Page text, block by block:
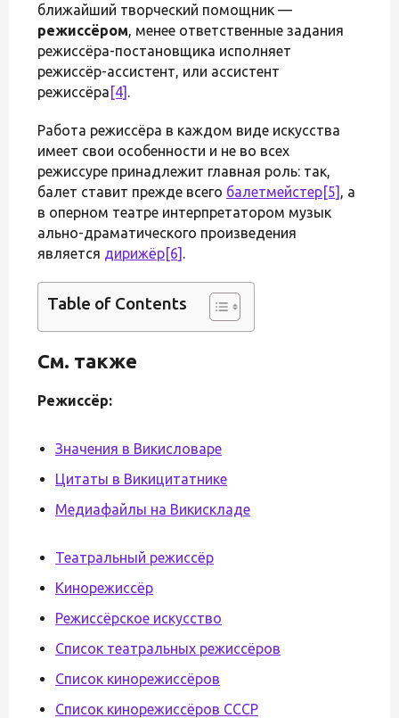
ближайший творческий помощник —
режиссёром, менее ответственные задания
режиссёра-постановщика исполняет
режиссёр-ассистент, или ассистент
режиссёра [4] .
Работа режиссёра в каждом виде искусства
имеет свои особенности и не во всех
режиссуре принадлежит главная роль: так,
балет ставит прежде всего балетмейстер[5] , а
в оперном театре интерпретатором музык
ально-драматического произведения
является дирижёр[6] .
Table of Contents
См. также
Режиссёр:
Значения в Викисловаре
Цитаты в Викицитатнике
Медиафайлы на Викискладе
Театральный режиссёр
Кинорежиссёр
Режиссёрское искусство
Список театральных режиссёров
Список кинорежиссёров
Список кинорежиссёров СССР